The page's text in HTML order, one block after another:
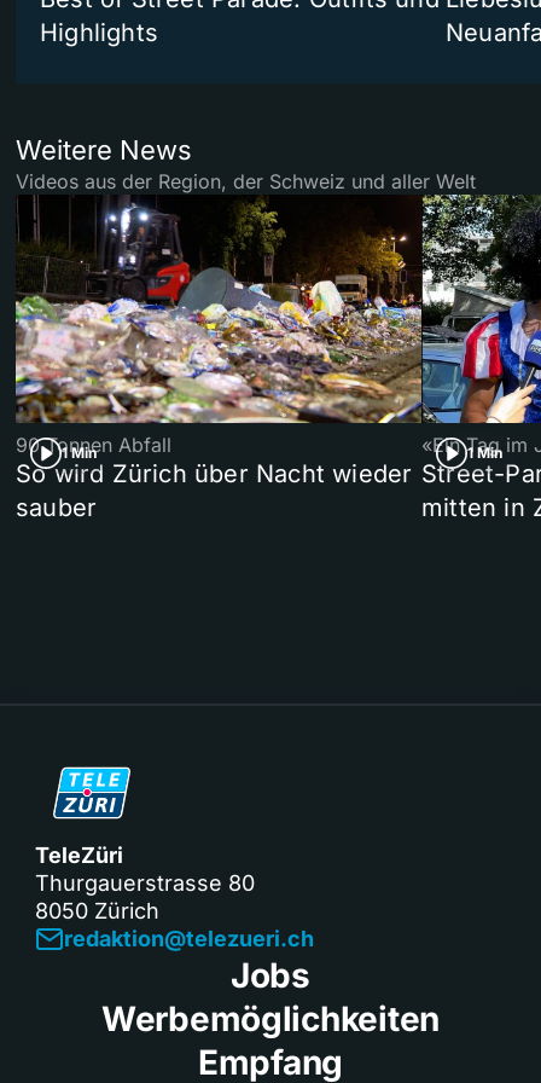
Highlights
Weitere News
Videos aus der Region, der Schweiz und aller Welt
1 Min
90 Tonnen Abfall
So wird Zürich über Nacht wieder
sauber
1 Min
«Ein Tag im
Street-
mitten in
TeleZüri
Thurgauerstrasse 80
8050 Zürich
redaktion@telezueri.ch
Jobs
Werbemöglichkeiten
Empfang